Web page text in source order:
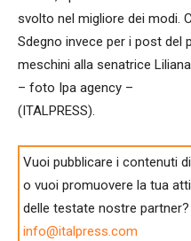
svolto nel migliore dei modi.
Sdegno invece per i post del
meschini alla senatrice Liliana
– foto Ipa agency –
(ITALPRESS).
Vuoi pubblicare i contenuti
o vuoi promuovere la tua
delle testate nostre
info@italpress.com